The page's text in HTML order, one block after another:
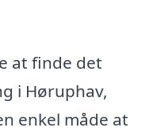
at finde det
i Høruphav,
enkel måde at